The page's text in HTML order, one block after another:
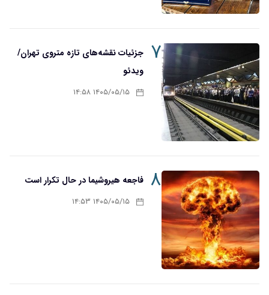
۷ جزئیات نقشه‌های تازه متروی تهران/
ویدئو
۱۴۰۵/۰۵/۱۵ ۱۴:۵۸
۸ فاجعه هیروشیما در حال تکرار است
۱۴۰۵/۰۵/۱۵ ۱۴:۵۳